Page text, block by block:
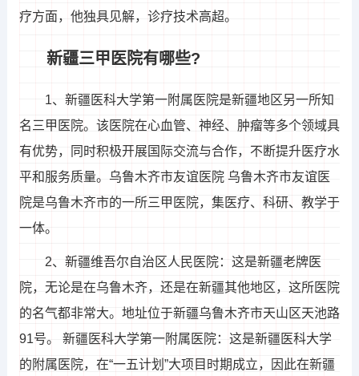
疗方面，他独具见解，诊疗技术高超。
新疆三甲医院有哪些?
1、新疆医科大学第一附属医院是新疆地区另一所知
名三甲医院。该医院在心血管、神经、肿瘤等多个领域具
有优势，同时积极开展国际交流与合作，不断提升医疗水
平和服务质量。乌鲁木齐市友谊医院 乌鲁木齐市友谊医
院是乌鲁木齐市的一所三甲医院，集医疗、科研、教学于
一体。
2、新疆维吾尔自治区人民医院：这是新疆老牌医
院，无论是在乌鲁木齐，还是在新疆其他地区，这所医院
的名气都非常大。地址位于新疆乌鲁木齐市天山区天池路
91号。 新疆医科大学第一附属医院：这是新疆医科大学
的附属医院，在“一五计划”大项目时期成立，因此在新疆